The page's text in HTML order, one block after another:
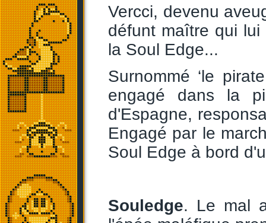
Vercci, devenu
défunt maître qui lui
la Soul Edge...
Surnommé ‘le
engagé dans la
d'Espagne,
Engagé par le
Soul Edge à bord
Souledge. Le mal